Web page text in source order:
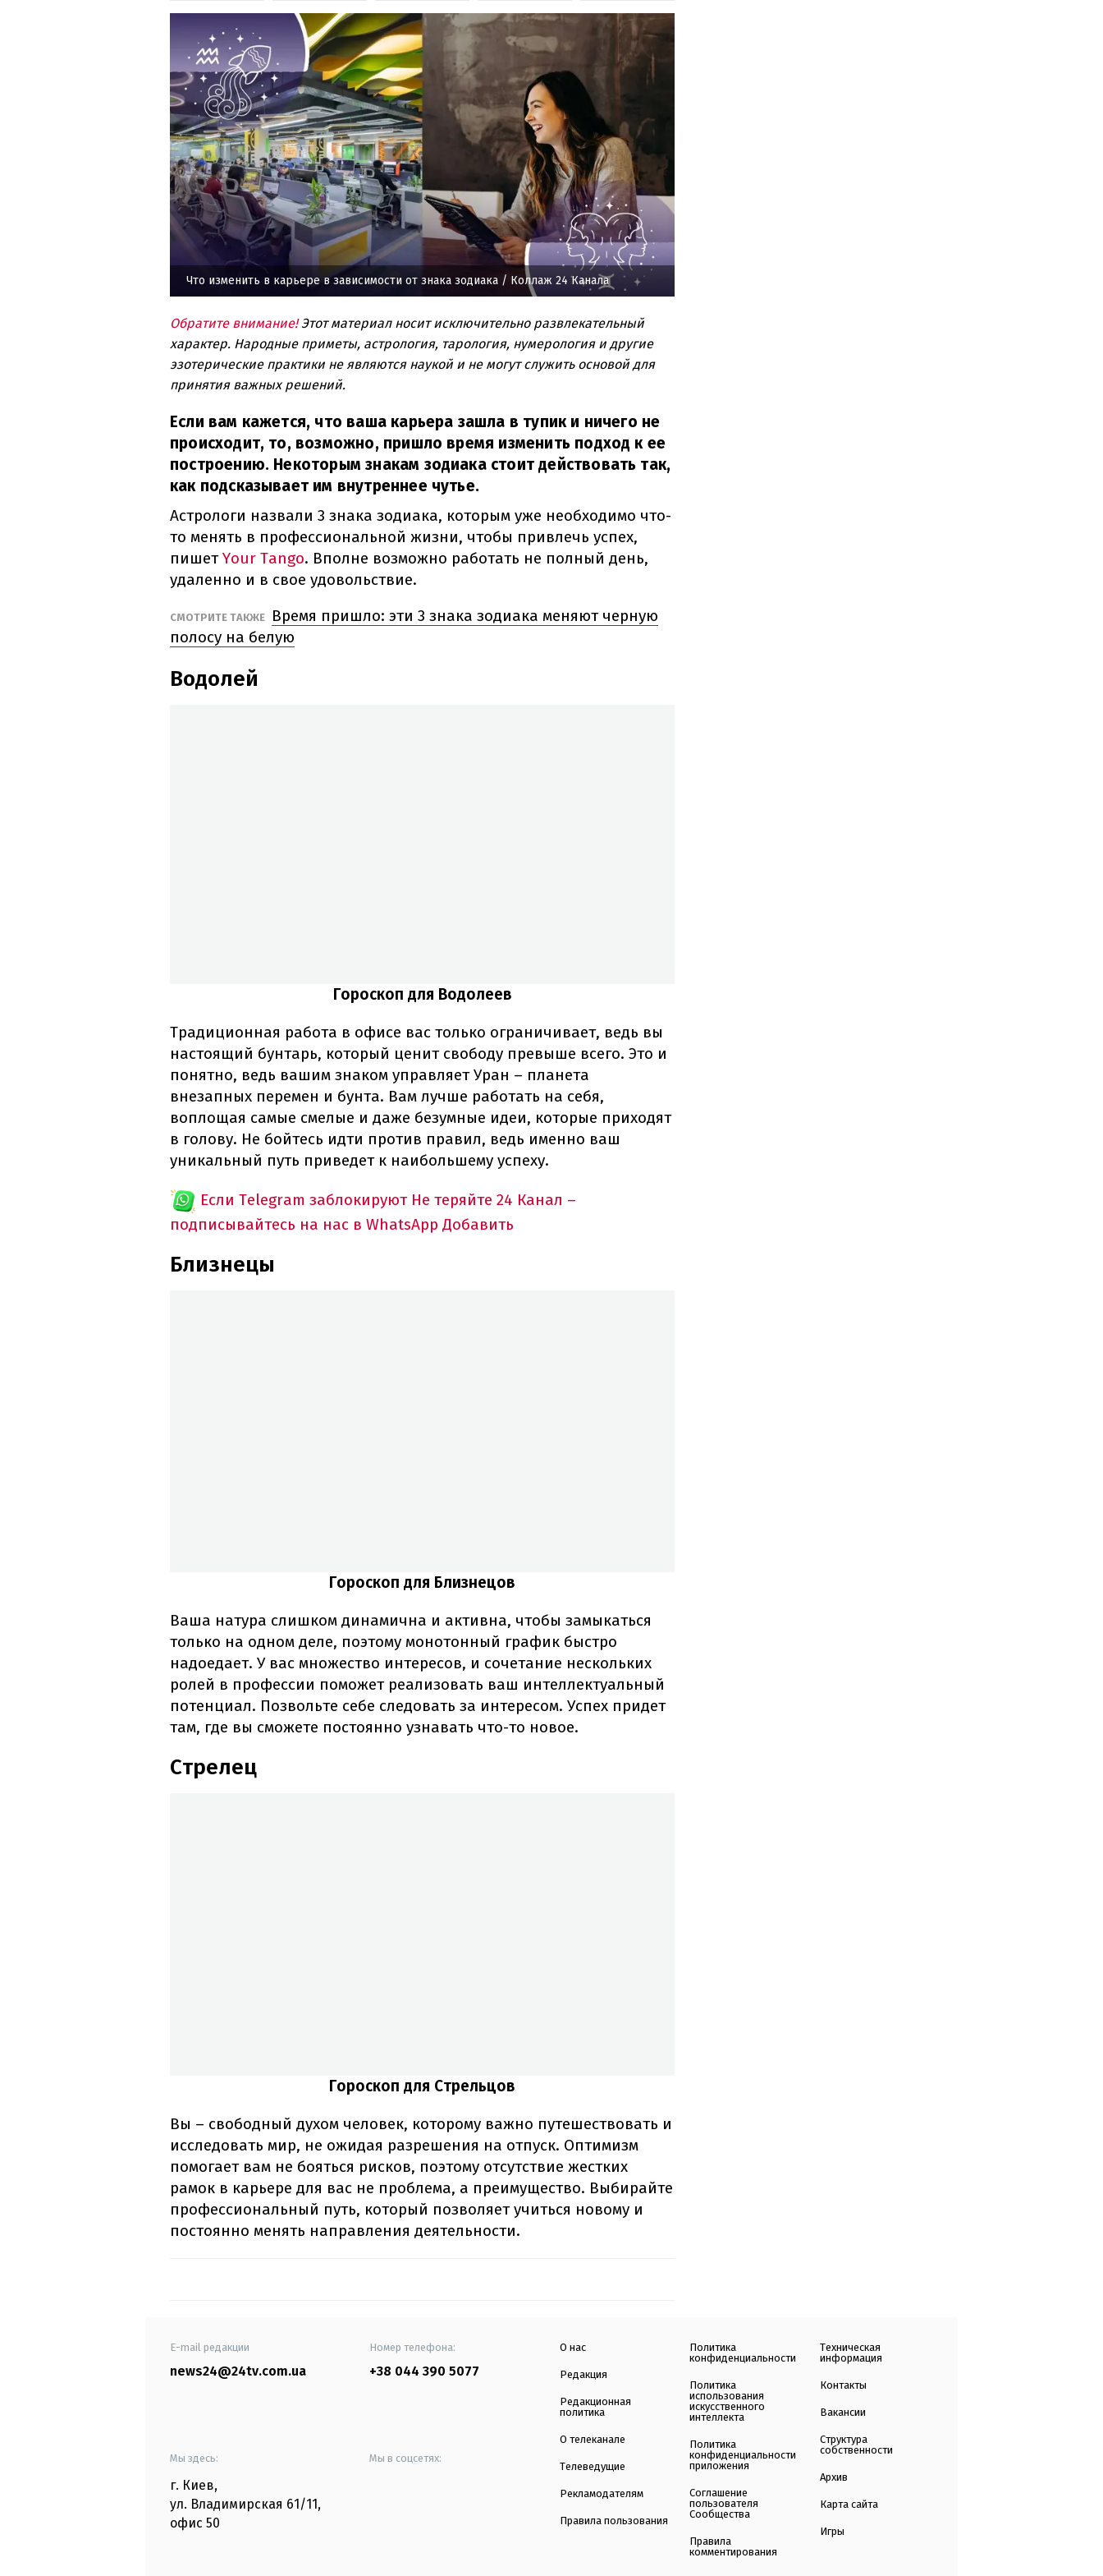
Что изменить в карьере в зависимости от знака зодиака / Коллаж 24 Канала
Обратите внимание!Этот материал носит исключительно развлекательный
характер. Народные приметы, астрология, тарология, нумерология и другие
эзотерические практики не являются наукой и не могут служить основой для
принятия важных решений.
Если вам кажется, что ваша карьера зашла в тупик и ничего не
происходит, то, возможно, пришло время изменить подход к ее
построению. Некоторым знакам зодиака стоит действовать так,
как подсказывает им внутреннее чутье.
Астрологи назвали 3 знака зодиака, которым уже необходимо что-
то менять в профессиональной жизни, чтобы привлечь успех,
пишетYour Tango. Вполне возможно работать не полный день,
удаленно и в свое удовольствие.
СМОТРИТЕ ТАКЖЕ
Время пришло: эти 3 знака зодиака меняют черную
полосу на белую
Водолей
Гороскоп для Водолеев
Традиционная работа в офисе вас только ограничивает, ведь вы
настоящий бунтарь, который ценит свободу превыше всего. Это и
понятно, ведь вашим знаком управляет Уран – планета
внезапных перемен и бунта. Вам лучше работать на себя,
воплощая самые смелые и даже безумные идеи, которые приходят
в голову. Не бойтесь идти против правил, ведь именно ваш
уникальный путь приведет к наибольшему успеху.
Если Telegram заблокируют Не теряйте 24 Канал –
подписывайтесь на нас в WhatsApp Добавить
Близнецы
Гороскоп для Близнецов
Ваша натура слишком динамична и активна, чтобы замыкаться
только на одном деле, поэтому монотонный график быстро
надоедает. У вас множество интересов, и сочетание нескольких
ролей в профессии поможет реализовать ваш интеллектуальный
потенциал. Позвольте себе следовать за интересом. Успех придет
там, где вы сможете постоянно узнавать что-то новое.
Стрелец
Гороскоп для Стрельцов
Вы – свободный духом человек, которому важно путешествовать и
исследовать мир, не ожидая разрешения на отпуск. Оптимизм
помогает вам не бояться рисков, поэтому отсутствие жестких
рамок в карьере для вас не проблема, а преимущество. Выбирайте
профессиональный путь, который позволяет учиться новому и
постоянно менять направления деятельности.
E-mail редакции
news24@24tv.com.ua
Номер телефона:
+38 044 390 5077
Мы здесь:
г. Киев,
ул. Владимирская 61/11,
офис 50
Мы в соцсетях:
О нас
Редакция
Редакционная
политика
О телеканале
Телеведущие
Рекламодателям
Правила пользования
Политика
конфиденциальности
Политика
использования
искусственного
интеллекта
Политика
конфиденциальности
приложения
Соглашение
пользователя
Сообщества
Правила
комментирования
Техническая
информация
Контакты
Вакансии
Структура
собственности
Архив
Карта сайта
Игры